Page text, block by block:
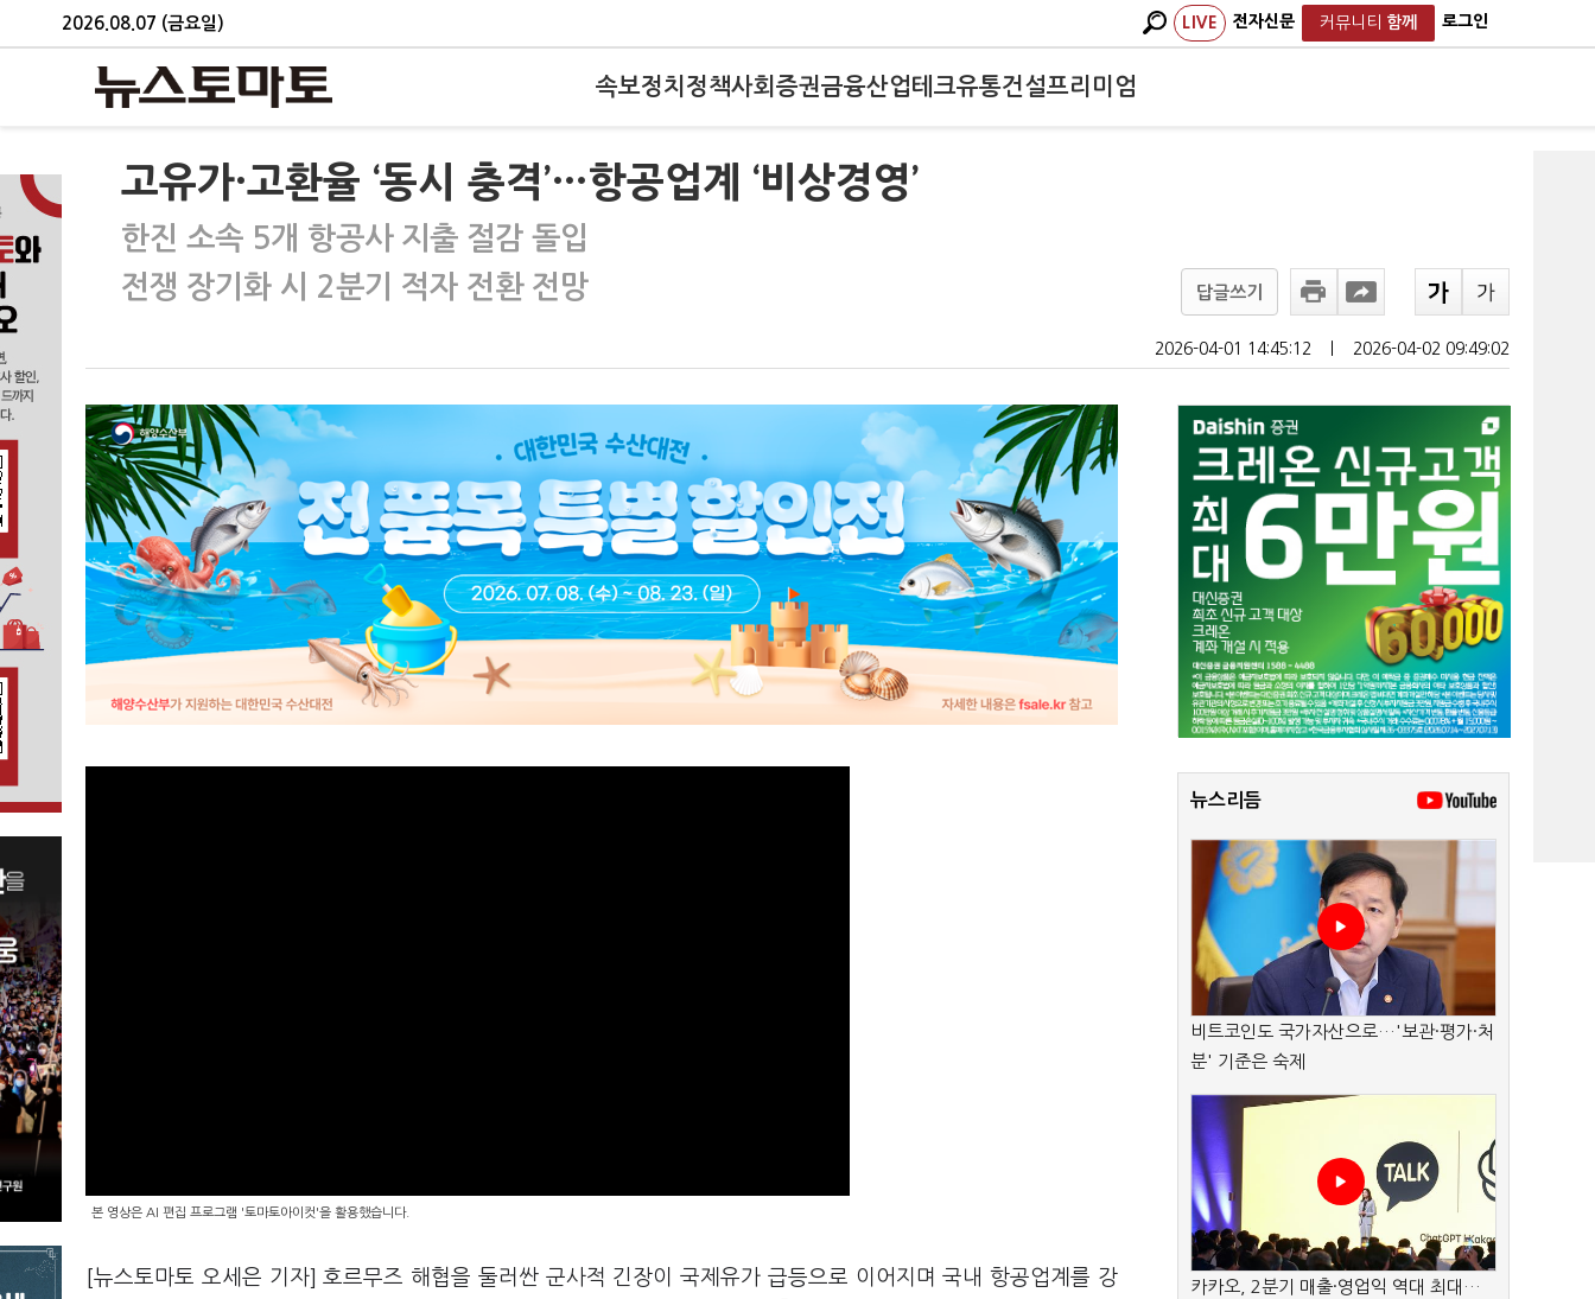
2026.08.07 (금요일) LIVE 전자신문 커뮤니티 함께 로그인
속보정치 정책사회 증권금융산업테크유통건설프리미엄
고유가·고환율 ‘동시 충격’…항공업계 ‘비상경영’
한진 소속 5개 항공사 지출 절감 돌입
전쟁 장기화 시 2분기 적자 전환 전망
답글쓰기
2026-04-01 14:45:12 2026-04-02 09:49:02
본 영상은 AI 편집 프로그램 '토마토아이컷'을 활용했습니다.
[뉴스토마토 오세은 기자] 호르무즈 해협을 둘러싼 군사적 긴장이 국제유가 급등으로 이어지며 국내 항공업계를 강
뉴스리듬
비트코인도 국가자산으로…'보관·평가·처
분' 기준은 숙제
카카오, 2분기 매출·영업익 역대 최대…